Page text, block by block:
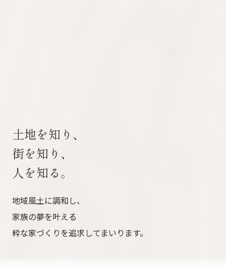
土地を知り、
街を知り、
人を知る。
地域風土に調和し、
家族の夢を叶える
粋な家づくりを追求してまいります。